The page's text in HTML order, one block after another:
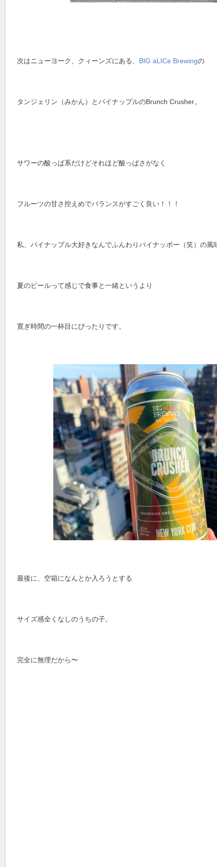
次はニューヨーク、クィーンズにある、 BIG aLICe Brewingの
タンジェリン（みかん）とパイナップルのBrunch Crusher。
サワーの酸っぱ系だけどそれほど酸っぱさがなく
フルーツの甘さ控えめでバランスがすごく良い！！！
私、パイナップル大好きなんでふんわりパイナッポー（笑）の風
夏のビールって感じで食事と一緒というより
寛ぎ時間の一杯目にぴったりです。
最後に、空箱になんとか入ろうとする
サイズ感全くなしのうちの子。
完全に無理だから〜